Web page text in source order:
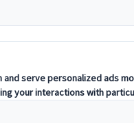
körutazásainkon
sokszínű